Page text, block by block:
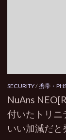
SECURITY/携帯・
NuAns
付いたトリニ
いい加減だと